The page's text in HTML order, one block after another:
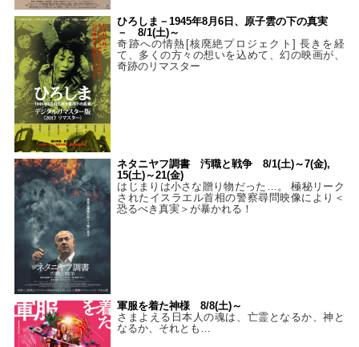
ひろしま－1945年8月6日、原子雲の下の真実
－ 8/1(土)～
奇跡への情熱[核廃絶プロジェクト] 長きを経
て、多くの方々の想いを込めて、幻の映画が、
奇跡のリマスター
ネタニヤフ調書 汚職と戦争 8/1(土)～7(金),
15(土)～21(金)
はじまりは小さな贈り物だった…。 極秘リーク
されたイスラエル首相の警察尋問映像により＜
恐るべき真実＞が暴かれる！
軍服を着た神様 8/8(土)～
さまよえる日本人の魂は、亡霊となるか、神と
なるか、それとも…